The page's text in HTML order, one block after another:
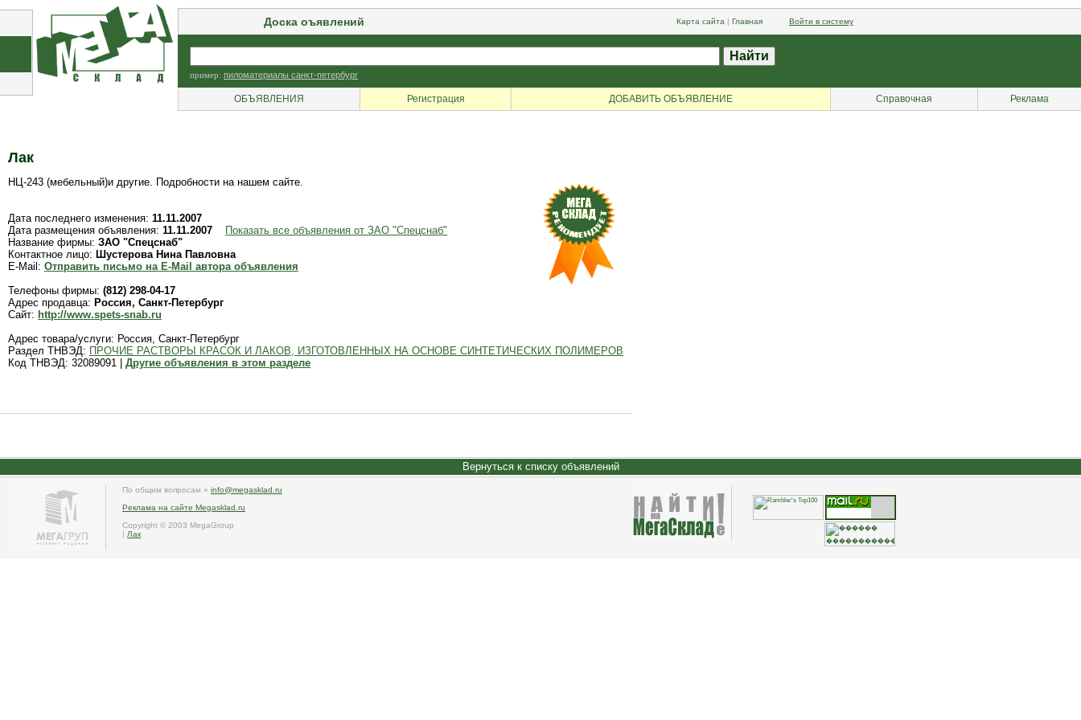
Доска оъявлений Карта сайта | Главная Войти в систему
пример: пиломатериалы санкт-петербург
ОБЪЯВЛЕНИЯ Регистрация ДОБАВИТЬ ОБЪЯВЛЕНИЕ Справочная Реклама
Лак
НЦ-243 (мебельный)и другие. Подробности на нашем сайте.
Дата последнего изменения: 11.11.2007
Дата размещения объявления: 11.11.2007
Показать все объявления от ЗАО "Спецснаб"
Название фирмы: ЗАО "Спецснаб"
Контактное лицо: Шустерова Нина Павловна
E-Mail: Отправить письмо на E-Mail автора объявления
Телефоны фирмы: (812) 298-04-17
Адрес продавца: Россия, Санкт-Петербург
Сайт: http://www.spets-snab.ru
Адрес товара/услуги: Россия, Санкт-Петербург
Раздел ТНВЭД: ПРОЧИЕ РАСТВОРЫ КРАСОК И ЛАКОВ, ИЗГОТОВЛЕННЫХ НА ОСНОВЕ СИНТЕТИЧЕСКИХ ПОЛИМЕРОВ
Код ТНВЭД: 32089091 | Другие объявления в этом разделе
Вернуться к списку объявлений
По общим вопросам » info@megasklad.ru
Реклама на сайте Megasklad.ru
Copyright © 2003 MegaGroup
| Лак